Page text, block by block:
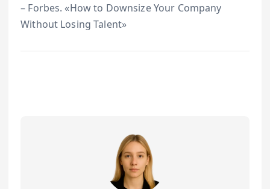
– Forbes. «How to Downsize Your Company
Without Losing Talent»